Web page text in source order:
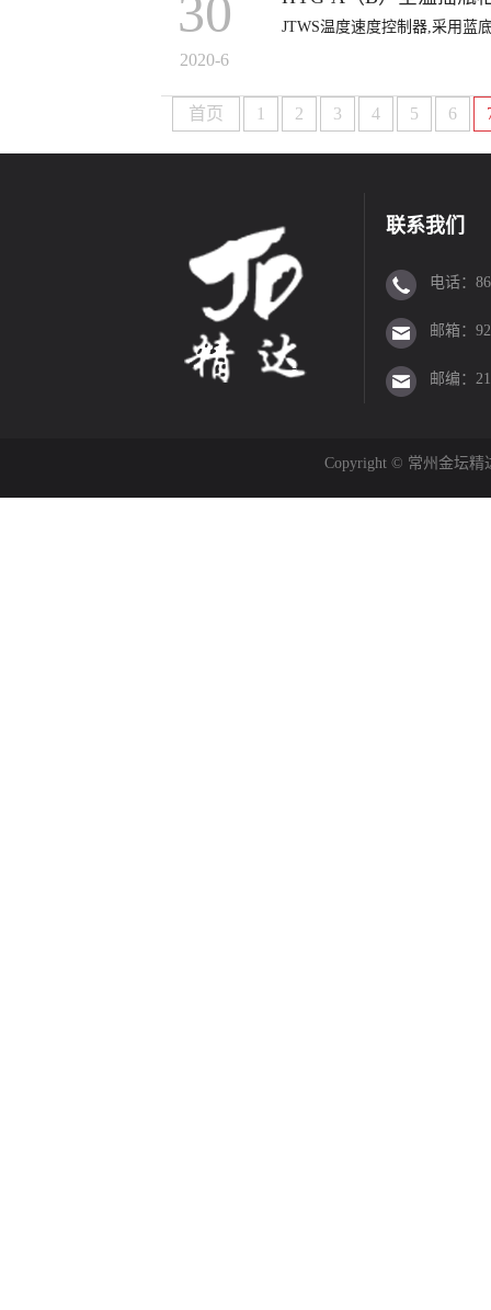
30
2020-6
JTWS温度速度控制器,采用蓝
首页 1 2 3 4 5 6
联系我们
电话：
邮箱：
邮编：
Copyright © 常州金坛